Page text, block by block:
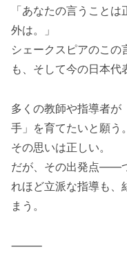
「あなたの言うこと
外は。」
シェークスピアのこの
も、そして今の日本代
多くの教師や指導者が
手」を育てたいと願う。
その思いは正しい。
だが、その出発点――
れほど立派な指導も、
まう。
⸻